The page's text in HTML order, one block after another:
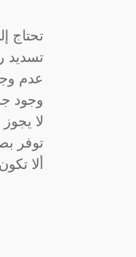
تحتاج
تسديد
عدم
وجود
لا
توفر
ألا